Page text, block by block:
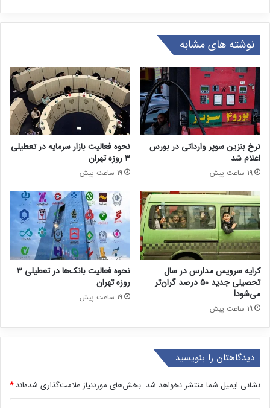
نوشته های مشابه
نرخ بنزین سوپر وارداتی در بورس
اعلام شد
19 ساعت پیش
نحوه فعالیت بازار سرمایه در تعطیلی
۳ روزه تهران
19 ساعت پیش
کرایه سرویس مدارس در سال
تحصیلی جدید ۵۰ درصد گران‌تر
می‌شود!
19 ساعت پیش
نحوه فعالیت بانک‌ها در تعطیلی ۳
روزه تهران
19 ساعت پیش
دیدگاهتان را بنویسید
نشانی ایمیل شما منتشر نخواهد شد. بخش‌های موردنیاز علامت‌گذاری شده‌اند*